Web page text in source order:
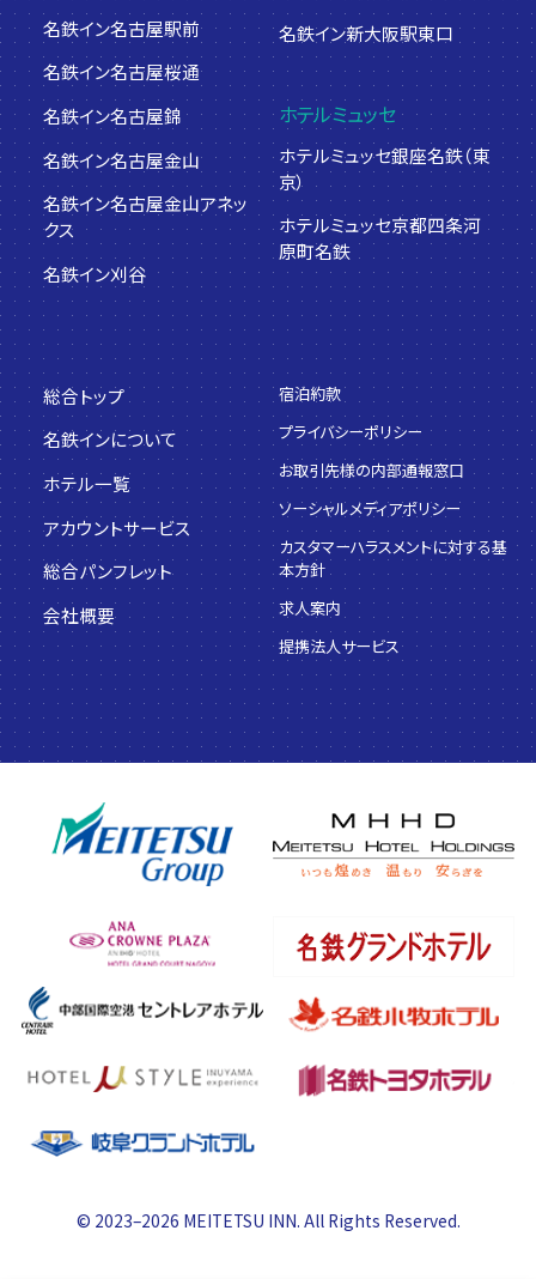
名鉄イン名古屋駅前
名鉄イン名古屋桜通
名鉄イン名古屋錦
名鉄イン名古屋金山
名鉄イン名古屋金山アネッ
クス
名鉄イン刈谷
名鉄イン新大阪駅東口
ホテルミュッセ
ホテルミュッセ銀座名鉄（東
京）
ホテルミュッセ京都四条河
原町名鉄
総合トップ
名鉄インについて
ホテル一覧
アカウントサービス
総合パンフレット
会社概要
宿泊約款
プライバシーポリシー
お取引先様の内部通報窓口
ソーシャルメディアポリシー
カスタマーハラスメントに対する基
本方針
求人案内
提携法人サービス
© 2023–2026 MEITETSU INN. All Rights Reserved.